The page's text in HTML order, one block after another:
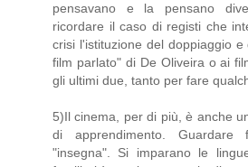
pensavano e la pensano
ricordare il caso di registi che
crisi l'istituzione del doppiaggio
film parlato" di De Oliveira o ai
gli ultimi due, tanto per fare
5)Il cinema, per di più, è anche
di apprendimento.
"insegna". Si imparano le